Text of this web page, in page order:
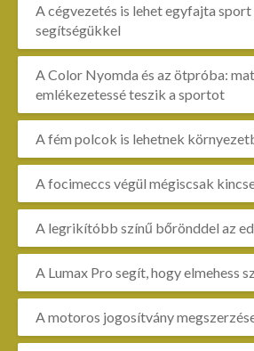
A cégvezetés is lehet egyfajta sport
segítségükkel
A Color Nyomda és az ötpróba:
emlékezetessé teszik a sportot
A fém polcok is lehetnek
A focimeccs végül mégiscsak
A legrikítóbb színű bőrönddel az
A Lumax Pro segít, hogy elmehess
A motoros jogosítvány